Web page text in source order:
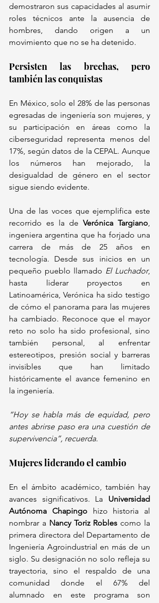
demostraron sus capacidades al asumir
roles técnicos ante la ausencia de
hombres, dando origen a un
movimiento que no se ha detenido.
Persisten las brechas, pero
también las conquistas
En México, solo el 28% de las personas
egresadas de ingeniería son mujeres, y
su participación en áreas como la
ciberseguridad representa menos del
17%, según datos de la CEPAL. Aunque
los números han mejorado, la
desigualdad de género en el sector
sigue siendo evidente.
Una de las voces que ejemplifica este
recorrido es la de Verónica Targiano
ingeniera argentina que ha forjado una
carrera de más de 25 años en
tecnología. Desde sus inicios en un
pequeño pueblo llamado El Luchador,
hasta liderar proyectos en
Latinoamérica, Verónica ha sido testigo
de cómo el panorama para las mujeres
ha cambiado. Reconoce que el mayor
reto no solo ha sido profesional, sino
también personal, al enfrentar
estereotipos, presión social y barreras
invisibles que han limitado
históricamente el avance femenino en
la ingeniería.
“Hoy se habla más de equidad, pero
antes abrirse paso era una cuestión de
supervivencia”, recuerda.
Mujeres liderando el cambio
En el ámbito académico, también hay
avances significativos. La Universidad
Autónoma Chapingo hizo historia al
nombrar a Nancy Toriz Robles como la
primera directora del Departamento de
Ingeniería Agroindustrial en más de un
siglo. Su designación no solo refleja su
trayectoria, sino el respaldo de una
comunidad donde el 67% del
alumnado en este programa son